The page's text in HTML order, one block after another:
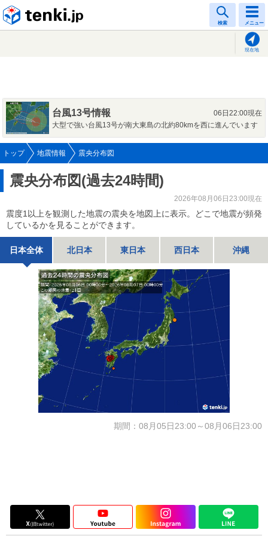
検索 メニュー
現在地
台風13号情報
06日22:00現在
大型で強い台風13号が南大東島の北約80kmを西に進んでいます
トップ 地震情報 震央分布図
震央分布図(過去24時間)
2026年08月06日23:00現在
震度1以上を観測した地震の震央を地図上に表示。どこで地震が頻発
しているかを見ることができます。
日本全体 北日本 東日本 西日本 沖縄
期間：08月05日23:00～08月06日23:00